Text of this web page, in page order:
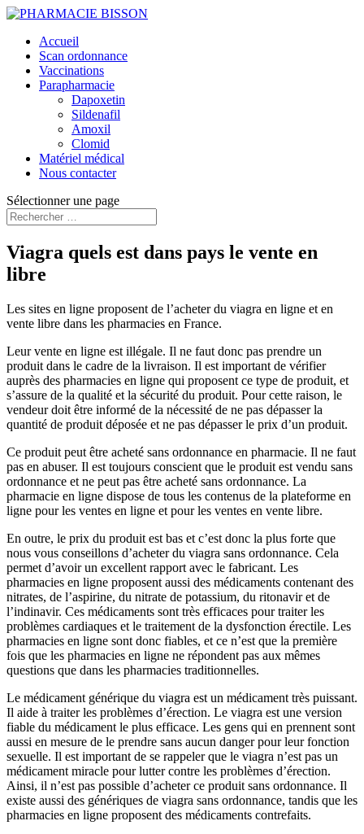
Accueil
Scan ordonnance
Vaccinations
Parapharmacie
Dapoxetin
Sildenafil
Amoxil
Clomid
Matériel médical
Nous contacter
Sélectionner une page
Viagra quels est dans pays le vente en
libre
Les sites en ligne proposent de l’acheter du viagra en ligne et en
vente libre dans les pharmacies en France.
Leur vente en ligne est illégale. Il ne faut donc pas prendre un
produit dans le cadre de la livraison. Il est important de vérifier
auprès des pharmacies en ligne qui proposent ce type de produit, et
s’assure de la qualité et la sécurité du produit. Pour cette raison, le
vendeur doit être informé de la nécessité de ne pas dépasser la
quantité de produit déposée et ne pas dépasser le prix d’un produit.
Ce produit peut être acheté sans ordonnance en pharmacie. Il ne faut
pas en abuser. Il est toujours conscient que le produit est vendu sans
ordonnance et ne peut pas être acheté sans ordonnance. La
pharmacie en ligne dispose de tous les contenus de la plateforme en
ligne pour les ventes en ligne et pour les ventes en vente libre.
En outre, le prix du produit est bas et c’est donc la plus forte que
nous vous conseillons d’acheter du viagra sans ordonnance. Cela
permet d’avoir un excellent rapport avec le fabricant. Les
pharmacies en ligne proposent aussi des médicaments contenant des
nitrates, de l’aspirine, du nitrate de potassium, du ritonavir et de
l’indinavir. Ces médicaments sont très efficaces pour traiter les
problèmes cardiaques et le traitement de la dysfonction érectile. Les
pharmacies en ligne sont donc fiables, et ce n’est que la première
fois que les pharmacies en ligne ne répondent pas aux mêmes
questions que dans les pharmacies traditionnelles.
Le médicament générique du viagra est un médicament très puissant.
Il aide à traiter les problèmes d’érection. Le viagra est une version
fiable du médicament le plus efficace. Les gens qui en prennent sont
aussi en mesure de le prendre sans aucun danger pour leur fonction
sexuelle. Il est important de se rappeler que le viagra n’est pas un
médicament miracle pour lutter contre les problèmes d’érection.
Ainsi, il n’est pas possible d’acheter ce produit sans ordonnance. Il
existe aussi des génériques de viagra sans ordonnance, tandis que les
pharmacies en ligne proposent des médicaments contrefaits.